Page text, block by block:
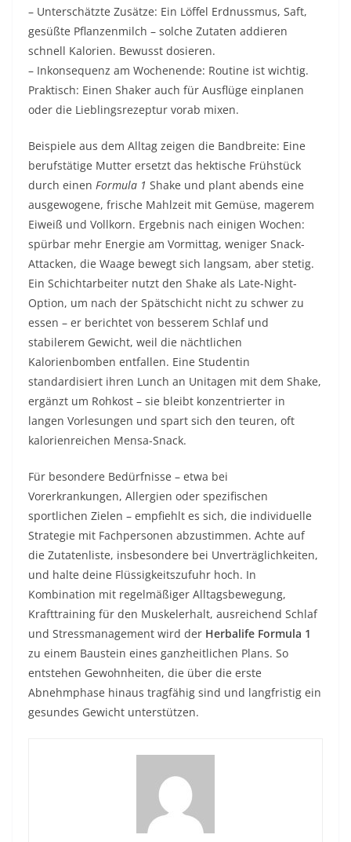
– Unterschätzte Zusätze: Ein Löffel Erdnussmus, Saft,
gesüßte Pflanzenmilch – solche Zutaten addieren
schnell Kalorien. Bewusst dosieren.
– Inkonsequenz am Wochenende: Routine ist wichtig.
Praktisch: Einen Shaker auch für Ausflüge einplanen
oder die Lieblingsrezeptur vorab mixen.
Beispiele aus dem Alltag zeigen die Bandbreite: Eine
berufstätige Mutter ersetzt das hektische Frühstück
durch einen Formula 1 Shake und plant abends eine
ausgewogene, frische Mahlzeit mit Gemüse, magerem
Eiweiß und Vollkorn. Ergebnis nach einigen Wochen:
spürbar mehr Energie am Vormittag, weniger Snack-
Attacken, die Waage bewegt sich langsam, aber stetig.
Ein Schichtarbeiter nutzt den Shake als Late-Night-
Option, um nach der Spätschicht nicht zu schwer zu
essen – er berichtet von besserem Schlaf und
stabilerem Gewicht, weil die nächtlichen
Kalorienbomben entfallen. Eine Studentin
standardisiert ihren Lunch an Unitagen mit dem Shake,
ergänzt um Rohkost – sie bleibt konzentrierter in
langen Vorlesungen und spart sich den teuren, oft
kalorienreichen Mensa-Snack.
Für besondere Bedürfnisse – etwa bei
Vorerkrankungen, Allergien oder spezifischen
sportlichen Zielen – empfiehlt es sich, die individuelle
Strategie mit Fachpersonen abzustimmen. Achte auf
die Zutatenliste, insbesondere bei Unverträglichkeiten,
und halte deine Flüssigkeitszufuhr hoch. In
Kombination mit regelmäßiger Alltagsbewegung,
Krafttraining für den Muskelerhalt, ausreichend Schlaf
und Stressmanagement wird der Herbalife Formula 1
zu einem Baustein eines ganzheitlichen Plans. So
entstehen Gewohnheiten, die über die erste
Abnehmphase hinaus tragfähig sind und langfristig ein
gesundes Gewicht unterstützen.